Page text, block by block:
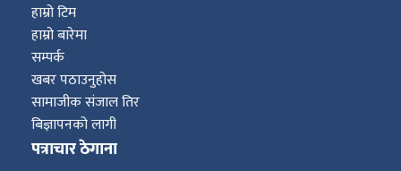
हाम्रो टिम
हाम्रो बारेमा
सम्पर्क
खबर पठाउनुहोस
सामाजीक संजाल तिर
बिज्ञापनको लागी
पत्राचार ठेगाना